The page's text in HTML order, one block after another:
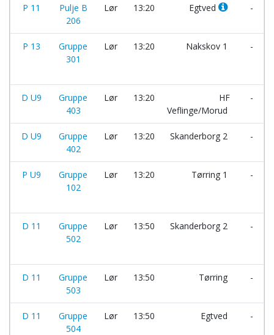
P 11
Pulje B
206
Lør 13:20 Egtved -
P 13
Gruppe
301
Lør 13:20 Nakskov 1 -
D U9
Gruppe
403
Lør 13:20
HF
Veflinge/Morud
-
D U9
Gruppe
402
Lør 13:20 Skanderborg 2 -
P U9
Gruppe
102
Lør 13:20 Tørring 1 -
D 11
Gruppe
502
Lør 13:50 Skanderborg 2 -
D 11
Gruppe
503
Lør 13:50 Tørring -
D 11
Gruppe
504
Lør 13:50 Egtved -